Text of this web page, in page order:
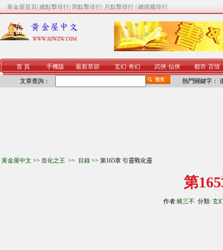
黃金屋首頁 總點擊排行 周點擊排行 月點擊排行 總搜藏排行
首 頁 手機版 最新章節 玄幻·奇幻 武俠·仙俠 都市·言情
文章查詢： 熱門關鍵字：
黃金屋中文 >> 造化之王 >> 目錄 >> 第165章 引靈戰化靈
第
作者:豬三不 分類: 玄